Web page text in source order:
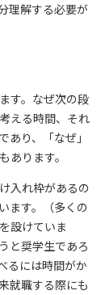
理解する必要が
す。なぜ次の段
える時間、それ
り、「なぜ」
あります。
入れ枠があるの
ます。（多くの
設けていま
と奨学生であろ
るには時間がか
就職する際にも